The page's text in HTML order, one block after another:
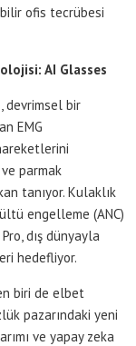
ofis tecrübesi
AI Glasses
devrimsel bir
EMG
parmak
tanıyor. Kulaklık
engelleme (ANC)
dış dünyayla
hedefliyor.
biri de elbet
pazarındaki yeni
ve yapay zeka